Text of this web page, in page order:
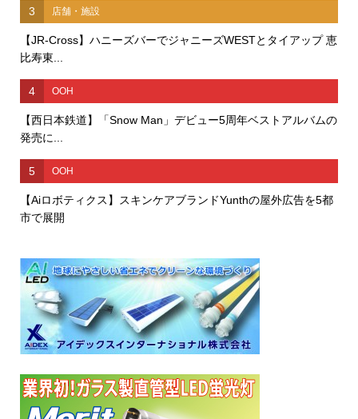
3 店舗・施設
【JR-Cross】ハニーズバーでジャニーズWESTとタイアップ 恵
比寿東...
4 OOH
【西日本鉄道】「Snow Man」デビュー5周年ベストアルバムの
発売に...
5 OOH
【Aiロボティクス】スキンケアブランドYunthの屋外広告を5都
市で展開